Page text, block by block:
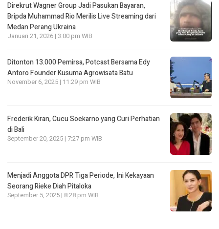
Direkrut Wagner Group Jadi Pasukan Bayaran,
Bripda Muhammad Rio Merilis Live Streaming dari
Medan Perang Ukraina
Januari 21, 2026 | 3:00 pm WIB
Ditonton 13.000 Pemirsa, Potcast Bersama Edy
Antoro Founder Kusuma Agrowisata Batu
November 6, 2025 | 11:29 pm WIB
Frederik Kiran, Cucu Soekarno yang Curi Perhatian
di Bali
September 20, 2025 | 7:27 pm WIB
Menjadi Anggota DPR Tiga Periode, Ini Kekayaan
Seorang Rieke Diah Pitaloka
September 5, 2025 | 8:28 pm WIB